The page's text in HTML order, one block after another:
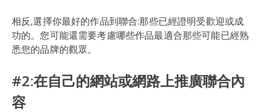
相反,選擇你最好的作品到聯合:那些已經證明受歡迎或成
功的。您可能還需要考慮哪些作品最適合那些可能已經熟
悉您的品牌的觀眾。
#2:在自己的網站或網路上推廣聯合內
容